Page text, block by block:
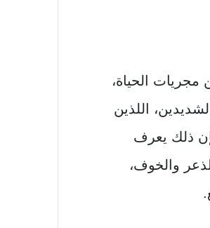
الحياة،
اللذين
ذلك يعرف
والخوف،